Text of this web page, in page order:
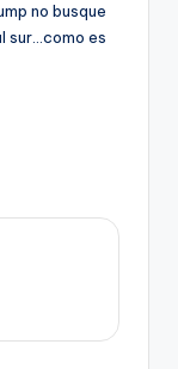
no busque
sur…como es